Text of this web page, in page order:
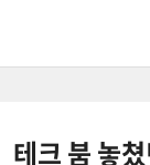
테크 붐 놓